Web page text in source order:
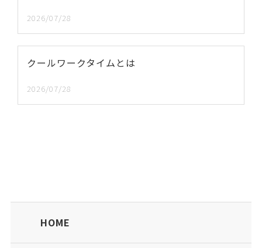
2026/07/28
クールワークタイムとは
2026/07/28
HOME